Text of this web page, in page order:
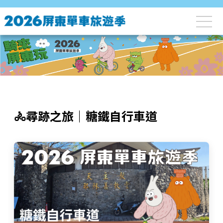
🚴尋跡之旅｜糖鐵自行車道